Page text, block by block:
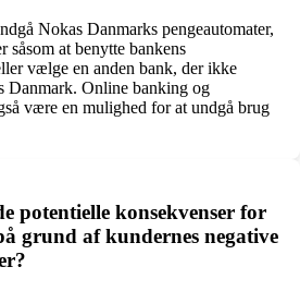
Nokas Danmarks pengeautomater,
såsom at benytte bankens
vælge en anden bank, der ikke
Danmark. Online banking og
være en mulighed for at undgå brug
potentielle konsekvenser for
grund af kundernes negative